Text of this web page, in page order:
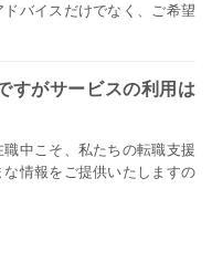
バイスだけでなく、ご希望
すがサービスの利用は
中こそ、私たちの転職支援
情報をご提供いたしますの